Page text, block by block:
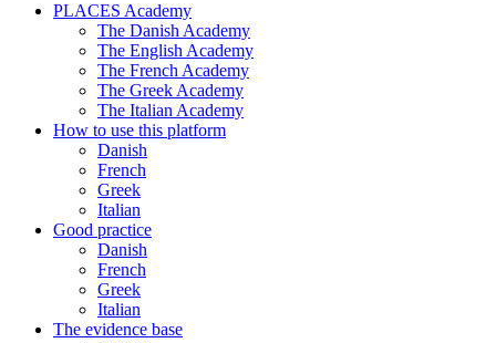
PLACES Academy
The Danish Academy
The English Academy
The French Academy
The Greek Academy
The Italian Academy
How to use this platform
Danish
French
Greek
Italian
Good practice
Danish
French
Greek
Italian
The evidence base